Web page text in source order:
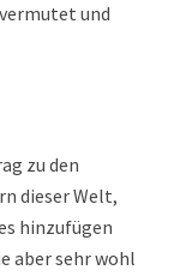
und
zu den
dieser Welt,
hinzufügen
aber sehr wohl